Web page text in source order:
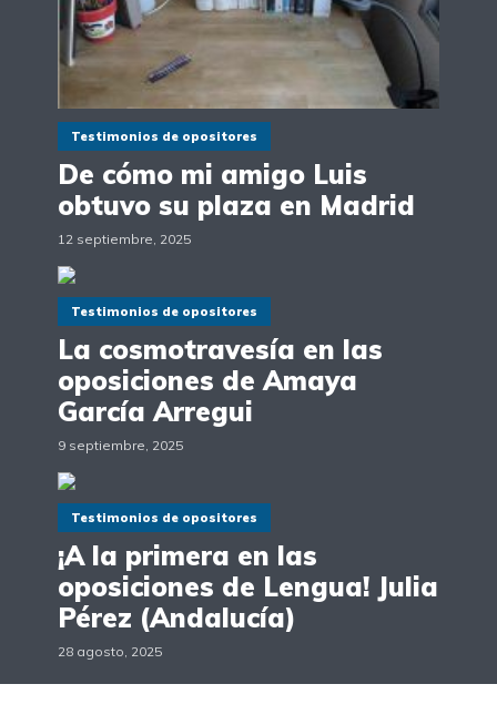
Testimonios de opositores
De cómo mi amigo Luis
obtuvo su plaza en Madrid
12 septiembre, 2025
Testimonios de opositores
La cosmotravesía en las
oposiciones de Amaya
García Arregui
9 septiembre, 2025
Testimonios de opositores
¡A la primera en las
oposiciones de Lengua! Julia
Pérez (Andalucía)
28 agosto, 2025